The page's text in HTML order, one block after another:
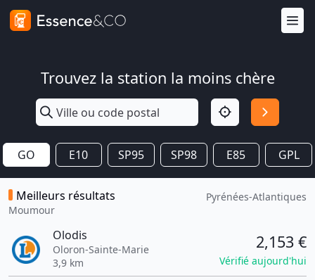
Trouvez la station la moins chère
GO E10 SP95 SP98 E85 GPL
Meilleurs résultats
Moumour
Pyrénées-Atlantiques
Olodis
Oloron-Sainte-Marie
3,9 km
2,153 €
Vérifié aujourd'hui